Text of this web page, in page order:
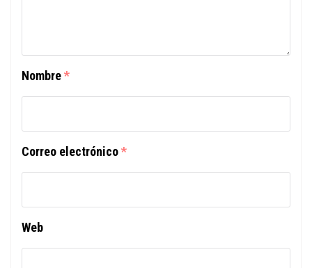
Nombre*
Correo electrónico*
Web